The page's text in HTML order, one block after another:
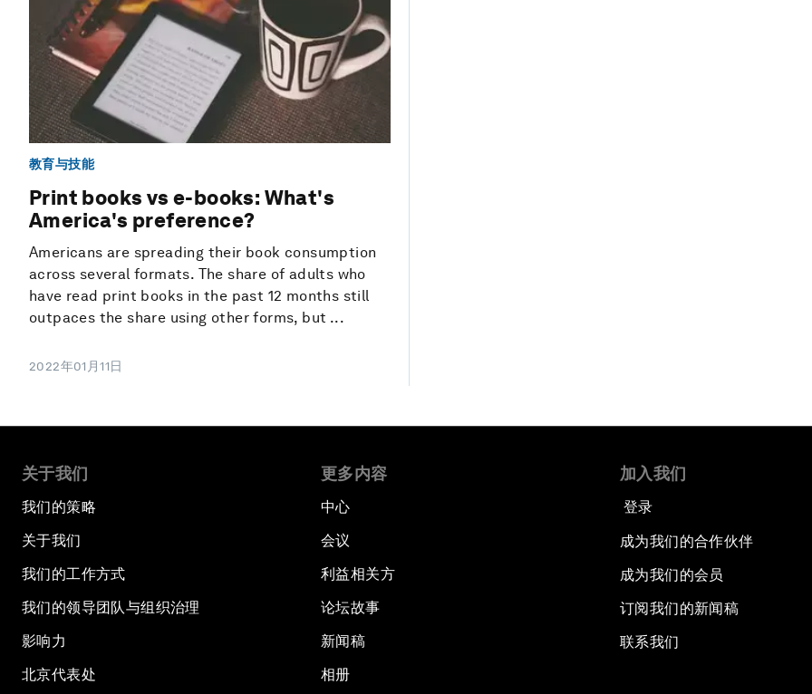
教育与技能
Print books vs e-books: What's
America's preference?
Americans are spreading their book consumption
across several formats. The share of adults who
have read print books in the past 12 months still
outpaces the share using other forms, but ...
2022年01月11日
关于我们
我们的策略
关于我们
我们的工作方式
我们的领导团队与组织治理
影响力
北京代表处
更多内容
中心
会议
利益相关方
论坛故事
新闻稿
相册
加入我们
登录
成为我们的合作伙伴
成为我们的会员
订阅我们的新闻稿
联系我们